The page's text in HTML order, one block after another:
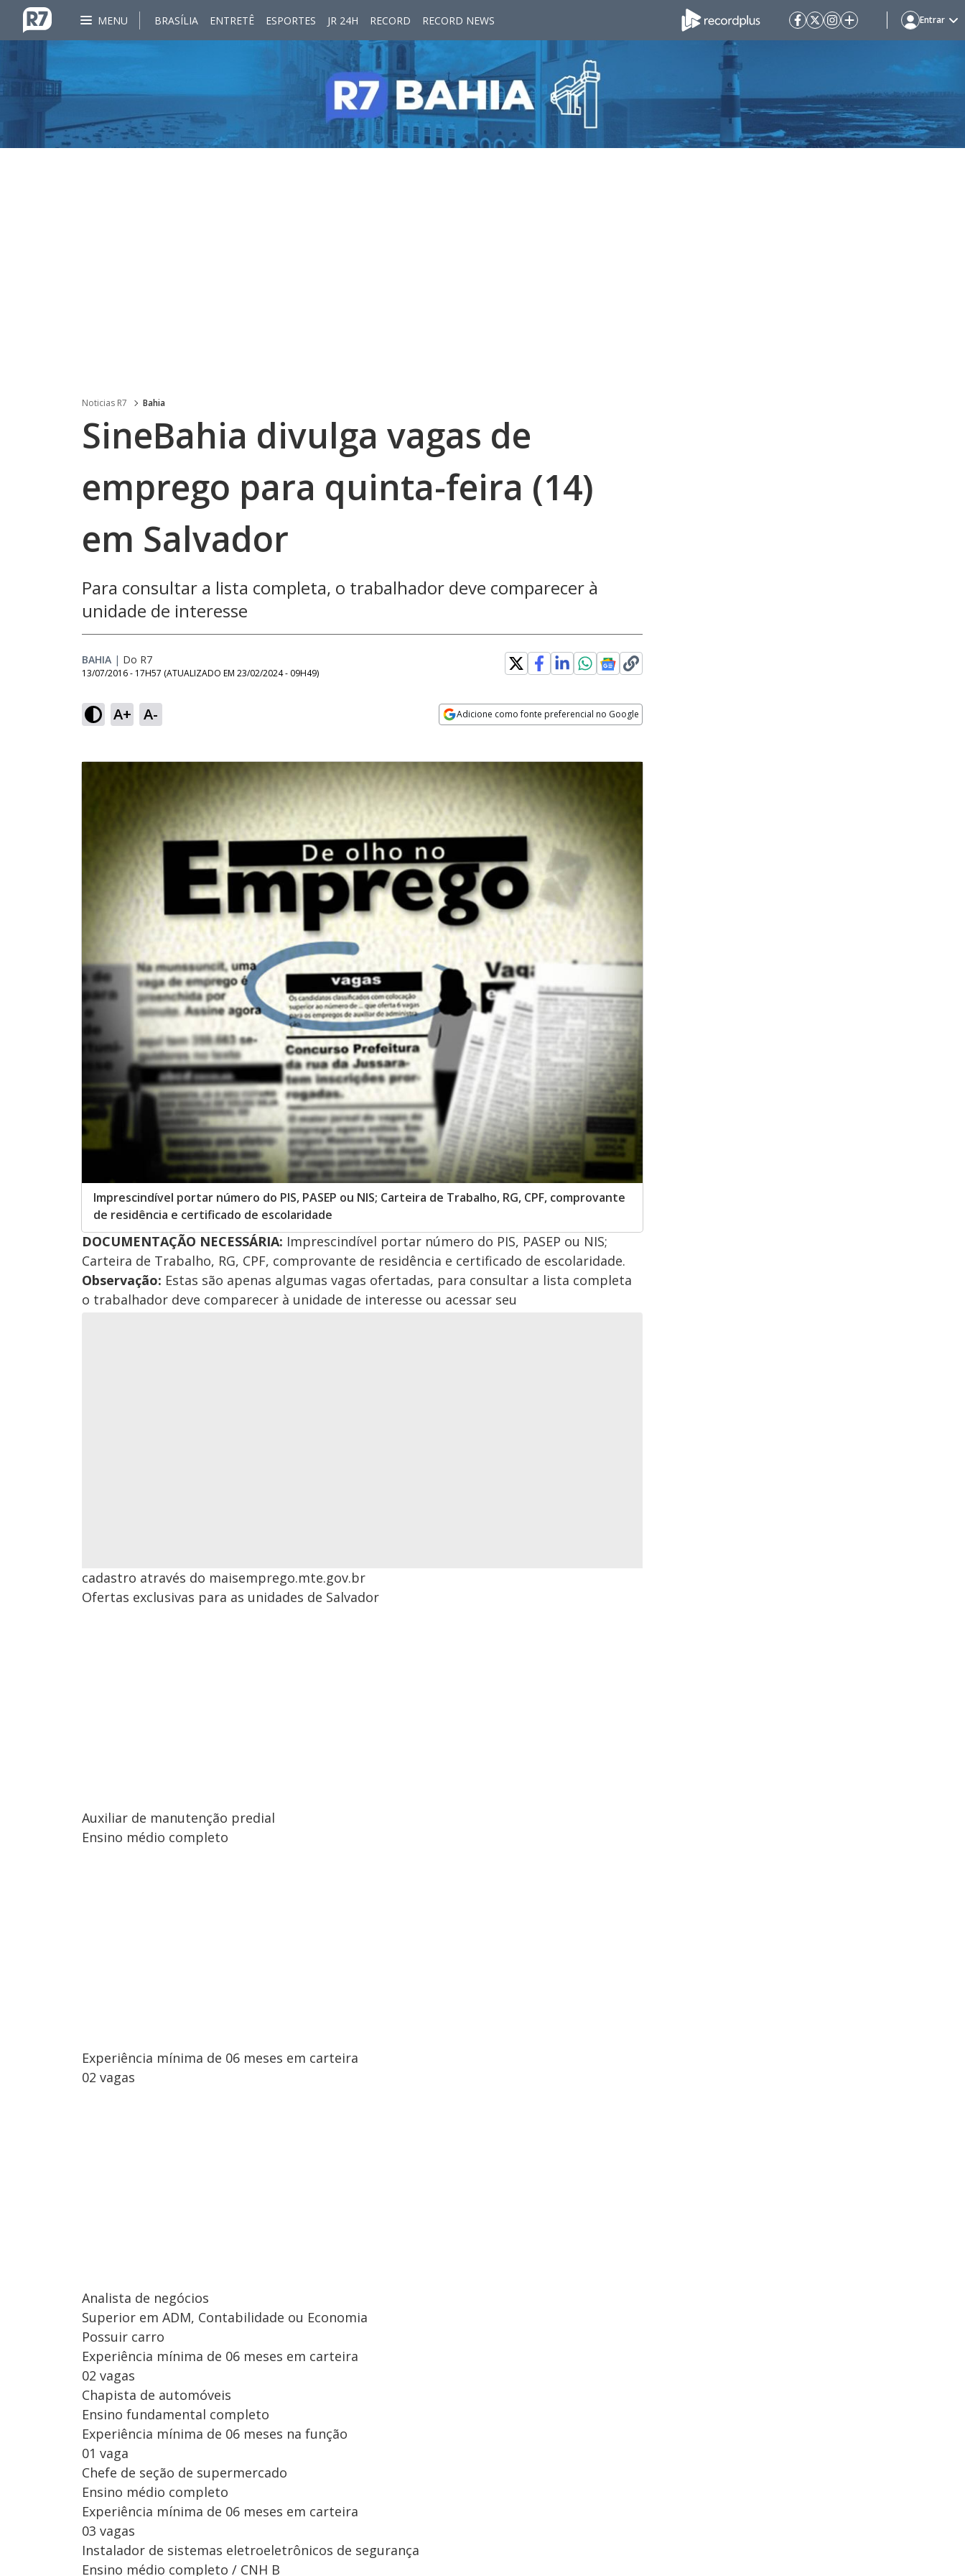
MENU BRASÍLIA ENTRETÊ ESPORTES JR 24H RECORD RECORD NEWS Entrar
Noticias R7 Bahia
SineBahia divulga vagas de
emprego para quinta-feira (14)
em Salvador
Para consultar a lista completa, o trabalhador deve comparecer à
unidade de interesse
BAHIA | Do R7
13/07/2016 - 17H57 (ATUALIZADO EM 23/02/2024 - 09H49)
A+ A- Adicione como fonte preferencial no Google
Imprescindível portar número do PIS, PASEP ou NIS; Carteira de Trabalho, RG, CPF, comprovante
de residência e certificado de escolaridade
DOCUMENTAÇÃO NECESSÁRIA: Imprescindível portar número do PIS, PASEP ou NIS;
Carteira de Trabalho, RG, CPF, comprovante de residência e certificado de escolaridade.
Observação: Estas são apenas algumas vagas ofertadas, para consultar a lista completa
o trabalhador deve comparecer à unidade de interesse ou acessar seu
cadastro através do maisemprego.mte.gov.br
Ofertas exclusivas para as unidades de Salvador
Auxiliar de manutenção predial
Ensino médio completo
Experiência mínima de 06 meses em carteira
02 vagas
Analista de negócios
Superior em ADM, Contabilidade ou Economia
Possuir carro
Experiência mínima de 06 meses em carteira
02 vagas
Chapista de automóveis
Ensino fundamental completo
Experiência mínima de 06 meses na função
01 vaga
Chefe de seção de supermercado
Ensino médio completo
Experiência mínima de 06 meses em carteira
03 vagas
Instalador de sistemas eletroeletrônicos de segurança
Ensino médio completo / CNH B